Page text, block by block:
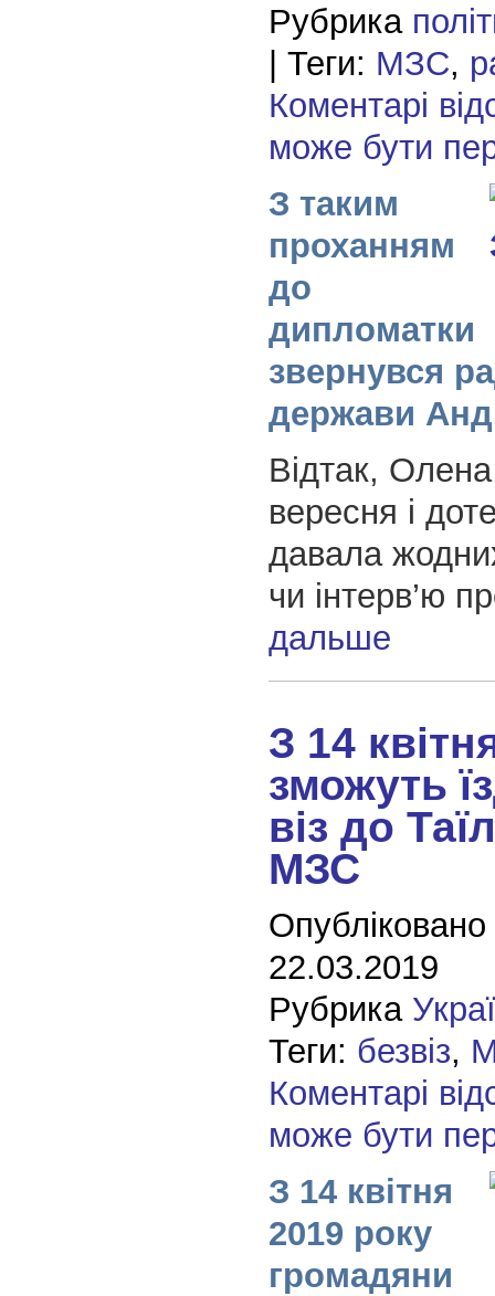
Рубрика
| Теги: МЗС,
Коментарі
може бути
З таким
проханням
до
дипломатки
звернувся
держави
Відтак,
вересня і
давала
чи інтерв’ю
дальше
З 14
зможуть
віз до
МЗС
22.03.2019
Рубрика
Теги: безвіз,
Коментарі
може бути
З 14 квітня
2019 року
громадяни